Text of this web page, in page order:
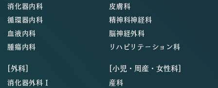
消化器内科
循環器内科
血液内科
腫瘍内科
[外科]
消化器外科Ⅰ
皮膚科
精神科神経科
脳神経外科
リハビリテーション科
[小児・周産・女性科]
産科